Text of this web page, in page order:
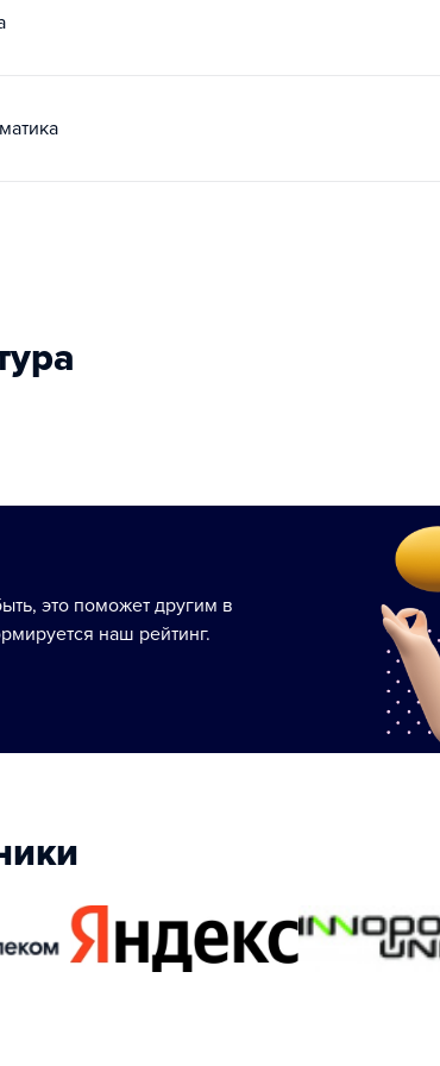
это поможет другим в
наш рейтинг.